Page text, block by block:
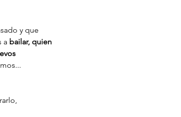
y que
a bailar, quien